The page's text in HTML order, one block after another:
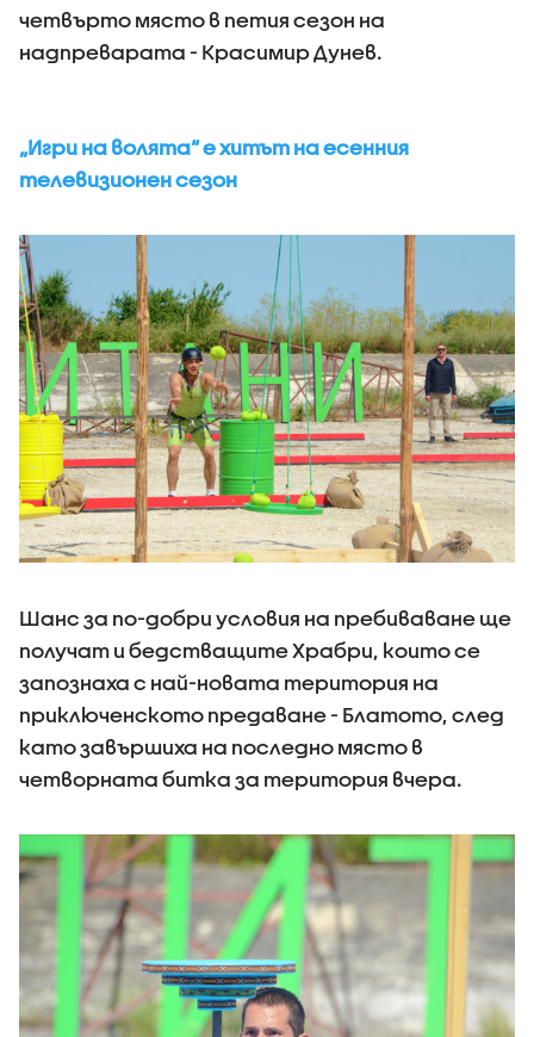
четвърто място в петия сезон на
надпреварата - Красимир Дунев.
„Игри на волята“ е хитът на есенния
телевизионен сезон
Шанс за по-добри условия на пребиваване ще
получат и бедстващите Храбри, които се
запознаха с най-новата територия на
приключенското предаване - Блатото, след
като завършиха на последно място в
четворната битка за територия вчера.